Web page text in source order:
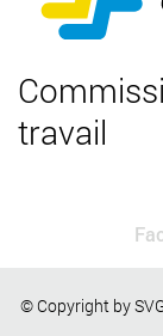
travail
© Copyright by